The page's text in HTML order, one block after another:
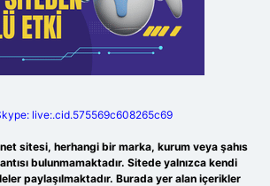
live:.cid.575569c608265c69
sitesi, herhangi bir marka, kurum veya şahıs
bulunmamaktadır. Sitede yalnızca kendi
paylaşılmaktadır. Burada yer alan içerikler